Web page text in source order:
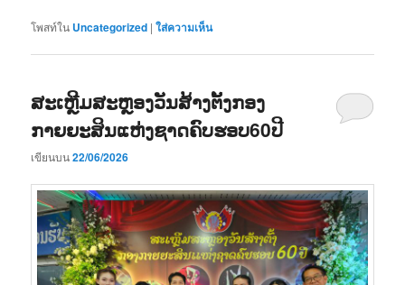
โพสท์ใน Uncategorized |ใส่ความเห็น
ສະເຫຼີມສະຫຼອງວັນສ້າງຕັ້ງກອງ
ກາຍຍະສິນແຫ່ງຊາດຄົບຮອບ60ປີ
เขียนบน22/06/2026